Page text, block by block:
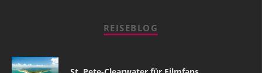
REISEBLOG